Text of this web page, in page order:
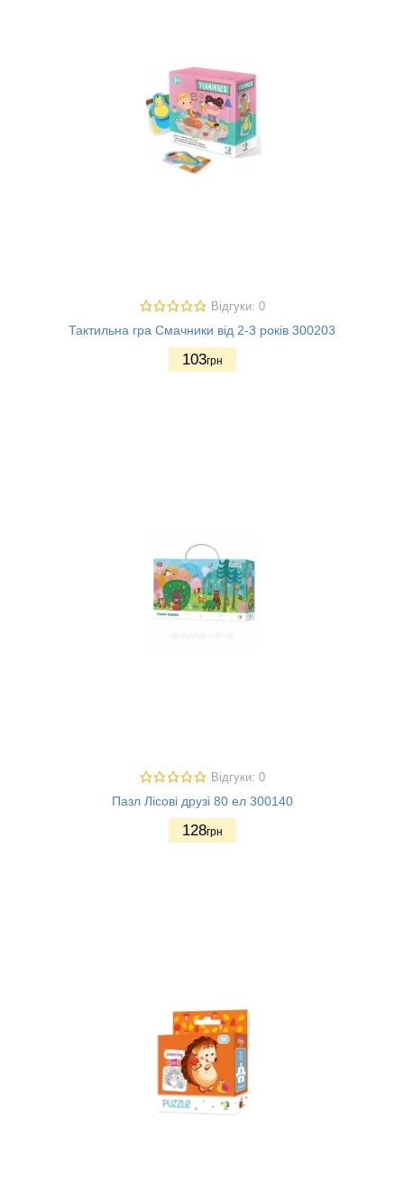
Відгуки: 0
Тактильна гра Смачники від 2-3 років 300203
103грн
Відгуки: 0
Пазл Лісові друзі 80 ел 300140
128грн